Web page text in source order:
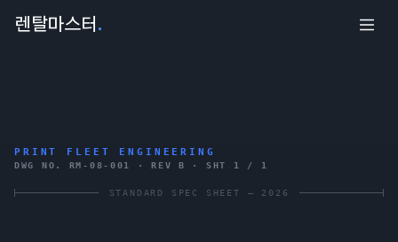
렌탈마스터 .
PRINT FLEET ENGINEERING
DWG NO. RM-08-001 · REV B · SHT 1 / 1
STANDARD SPEC SHEET — 2026